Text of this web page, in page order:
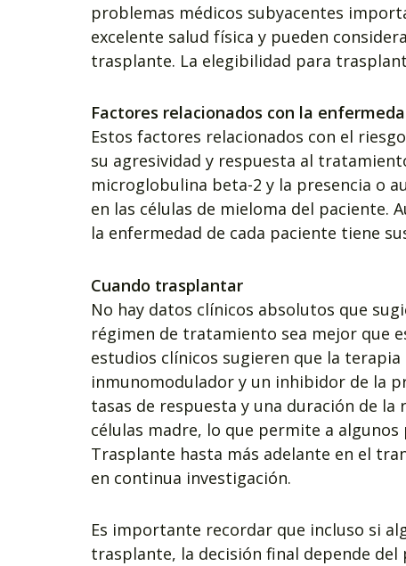
problemas médicos subyacentes
excelente salud física y pueden
trasplante. La elegibilidad para
Factores relacionados con la
Estos factores relacionados con el
su agresividad y respuesta al
microglobulina beta-2 y la presencia o
en las células de mieloma del paciente.
la enfermedad de cada paciente tiene
Cuando trasplantar
No hay datos clínicos absolutos que
régimen de tratamiento sea mejor que
estudios clínicos sugieren que la
inmunomodulador y un inhibidor de la
tasas de respuesta y una duración de
células madre, lo que permite a
Trasplante hasta más adelante en el
en continua investigación.
Es importante recordar que incluso si
trasplante, la decisión final depende